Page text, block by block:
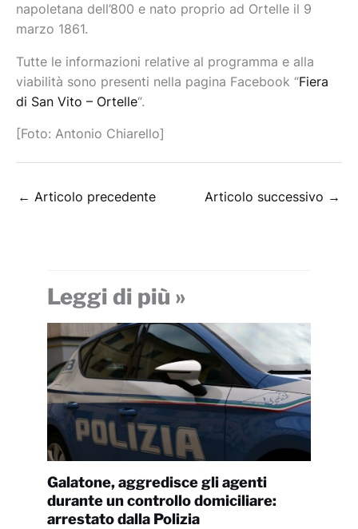
napoletana dell’800 e nato proprio ad Ortelle il 9
marzo 1861.
Tutte le informazioni relative al programma e alla
viabilità sono presenti nella pagina Facebook “Fiera
di San Vito – Ortelle“.
[Foto: Antonio Chiarello]
← Articolo precedente Articolo successivo →
Leggi di più »
Galatone, aggredisce gli agenti
durante un controllo domiciliare:
arrestato dalla Polizia